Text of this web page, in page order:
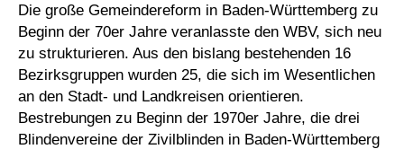
Die große Gemeindereform in Baden-Württemberg zu
Beginn der 70er Jahre veranlasste den WBV, sich neu
zu strukturieren. Aus den bislang bestehenden 16
Bezirksgruppen wurden 25, die sich im Wesentlichen
an den Stadt- und Landkreisen orientieren.
Bestrebungen zu Beginn der 1970er Jahre, die drei
Blindenvereine der Zivilblinden in Baden-Württemberg